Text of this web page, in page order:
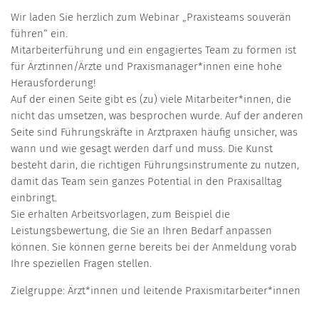
Wir laden Sie herzlich zum Webinar „Praxisteams souverän
führen“ ein.
Mitarbeiterführung und ein engagiertes Team zu formen ist
für Ärztinnen/Ärzte und Praxismanager*innen eine hohe
Herausforderung!
Auf der einen Seite gibt es (zu) viele Mitarbeiter*innen, die
nicht das umsetzen, was besprochen wurde. Auf der anderen
Seite sind Führungskräfte in Arztpraxen häufig unsicher, was
wann und wie gesagt werden darf und muss. Die Kunst
besteht darin, die richtigen Führungsinstrumente zu nutzen,
damit das Team sein ganzes Potential in den Praxisalltag
einbringt.
Sie erhalten Arbeitsvorlagen, zum Beispiel die
Leistungsbewertung, die Sie an Ihren Bedarf anpassen
können. Sie können gerne bereits bei der Anmeldung vorab
Ihre speziellen Fragen stellen.
Zielgruppe: Ärzt*innen und leitende Praxismitarbeiter*innen